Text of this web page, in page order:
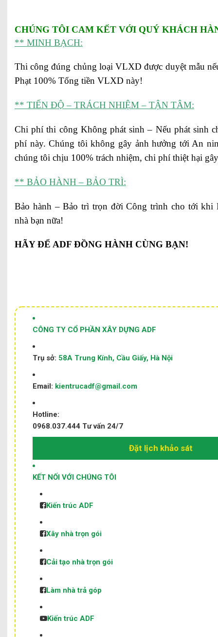
CHÚNG TÔI CAM KẾT VỚI QUÝ KHÁCH
** MINH BẠCH:
Thi công đúng chủng loại VLXD được duyệt mẫu
Phạt 100% Tổng tiền VLXD này!
** TIẾN ĐỘ – TRÁCH NHIỆM – TẬN TÂM:
Chi phí thi công Không phát sinh – Nếu phát sinh
phí này. Chúng tôi không gây ảnh hưởng tới An
chúng tôi chịu 100% trách nhiệm, chi phí thiệt hại
** BẢO HÀNH – BẢO TRÌ:
Bảo hành – Bảo trì trọn đời Công trình cho tới khi
nhà bạn nữa!
HÃY ĐỂ ADF ĐỒNG HÀNH CÙNG BẠN!
CÔNG TY CỔ PHẦN XÂY DỰNG ADF
Trụ sở: 58A Trung Kính, Cầu Giấy, Hà Nội
Email: kientrucadf@gmail.com
Hotline:
0968.037.444 Tư vấn 24/7
Đặt lịch khảo sát
KẾT NỐI VỚI CHÚNG TÔI
Kiến trúc ADF
Xây nhà trọn gói
Cải tạo nhà trọn gói
Làm nhà trả góp
Kiến trúc ADF